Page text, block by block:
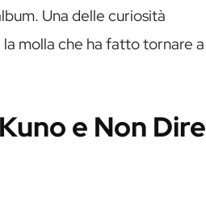
Una delle curiosità
molla che ha fatto tornare a
e Non Dire